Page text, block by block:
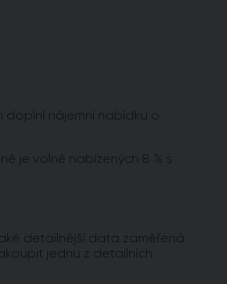
doplní nájemní nabídku o
je volně nabízených 8 % s
detailnější data zaměřená
jednu z detailních